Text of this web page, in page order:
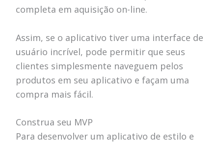
completa em aquisição on-line.
Assim, se o aplicativo tiver uma interface de
usuário incrível, pode permitir que seus
clientes simplesmente naveguem pelos
produtos em seu aplicativo e façam uma
compra mais fácil.
Construa seu MVP
Para desenvolver um aplicativo de estilo e